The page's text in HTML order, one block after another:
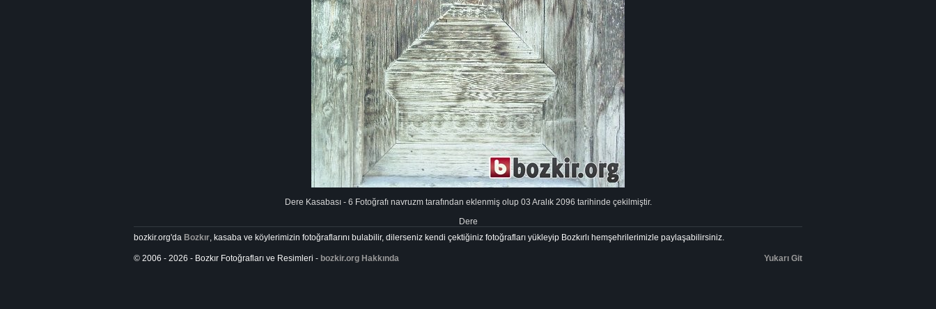
Dere Kasabası - 6 Fotoğrafı navruzm tarafından eklenmiş olup 03 Aralık 2096 tarihinde çekilmiştir.
Dere
bozkir.org'da Bozkır, kasaba ve köylerimizin fotoğraflarını bulabilir, dilerseniz kendi çektiğiniz fotoğrafları yükleyip Bozkırlı hemşehrilerimizle paylaşabilirsiniz.
© 2006 - 2026 - Bozkır Fotoğrafları ve Resimleri - bozkir.org Hakkında Yukarı Git